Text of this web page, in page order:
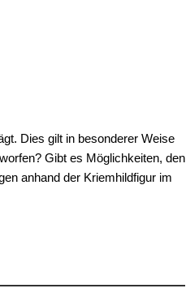
Dies gilt in besonderer Weise
Gibt es Möglichkeiten, den
anhand der Kriemhildfigur im